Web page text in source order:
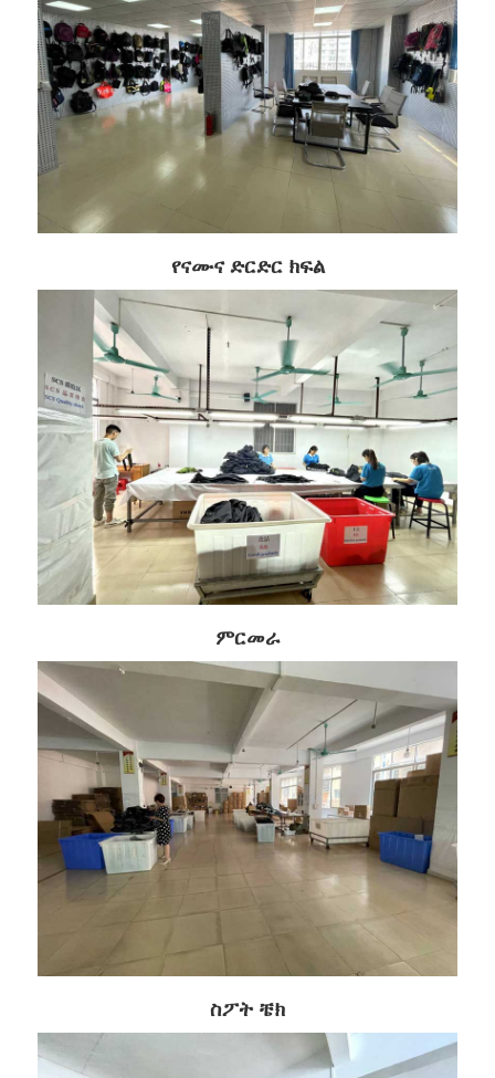
የናሙና ድርድር ክፍል
ምርመራ
ስፖት ቼክ